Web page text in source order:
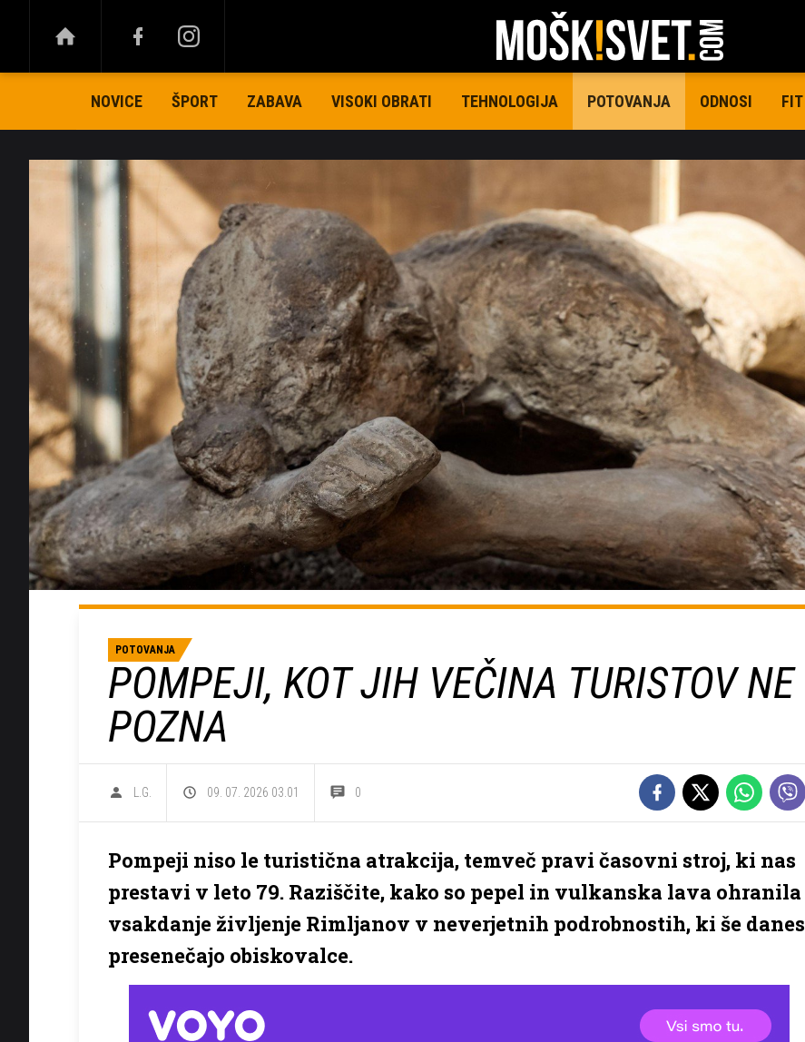
NOVICE ŠPORT ZABAVA VISOKI OBRATI TEHNOLOGIJA POTOVANJA ODNOSI FIT
POTOVANJA
POMPEJI, KOT JIH VEČINA TURISTOV NE
POZNA
L.G. 09. 07. 2026 03.01 0
Pompeji niso le turistična atrakcija, temveč pravi časovni stroj, ki nas
prestavi v leto 79. Raziščite, kako so pepel in vulkanska lava ohranila
vsakdanje življenje Rimljanov v neverjetnih podrobnostih, ki še danes
presenečajo obiskovalce.